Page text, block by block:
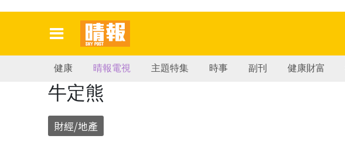
健康 晴報電視 主題特集 時事 副刊 健康財富
牛定熊
財經/地產